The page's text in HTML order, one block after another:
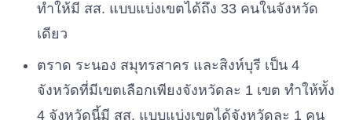
ทำให้มี สส. แบบแบ่งเขตได้ถึง 33 คนในจังหวัด
เดียว
ตราด ระนอง สมุทรสาคร และสิงห์บุรี เป็น 4
จังหวัดที่มีเขตเลือกเพียงจังหวัดละ 1 เขต ทำให้ทั้ง
4 จังหวัดนี้มี สส. แบบแบ่งเขตได้จังหวัดละ 1 คน